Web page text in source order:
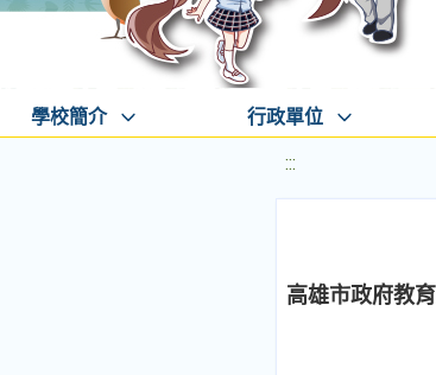
學校簡介 行政單位
:::
高雄市政府教